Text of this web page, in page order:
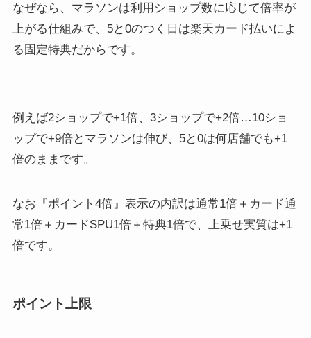
なぜなら、マラソンは利用ショップ数に応じて倍率が
上がる仕組みで、5と0のつく日は楽天カード払いによ
る固定特典だからです。
例えば2ショップで+1倍、3ショップで+2倍…10ショ
ップで+9倍とマラソンは伸び、5と0は何店舗でも+1
倍のままです。
なお『ポイント4倍』表示の内訳は通常1倍＋カード通
常1倍＋カードSPU1倍＋特典1倍で、上乗せ実質は+1
倍です。
ポイント上限